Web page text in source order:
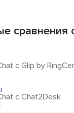
сравнения
с Glip by
с Chat2Desk